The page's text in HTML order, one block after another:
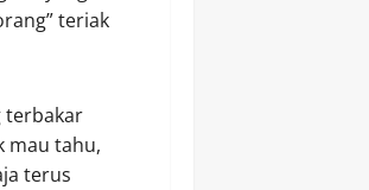
teriak
terbakar
mau tahu,
terus